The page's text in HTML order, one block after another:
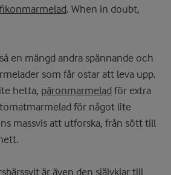
fikonmarmelad. When in doubt,
en mängd andra spännande och
som får ostar att leva upp.
hetta, päronmarmelad för extra
för något lite
massvis att utforska, från sött till
är även den självklar till